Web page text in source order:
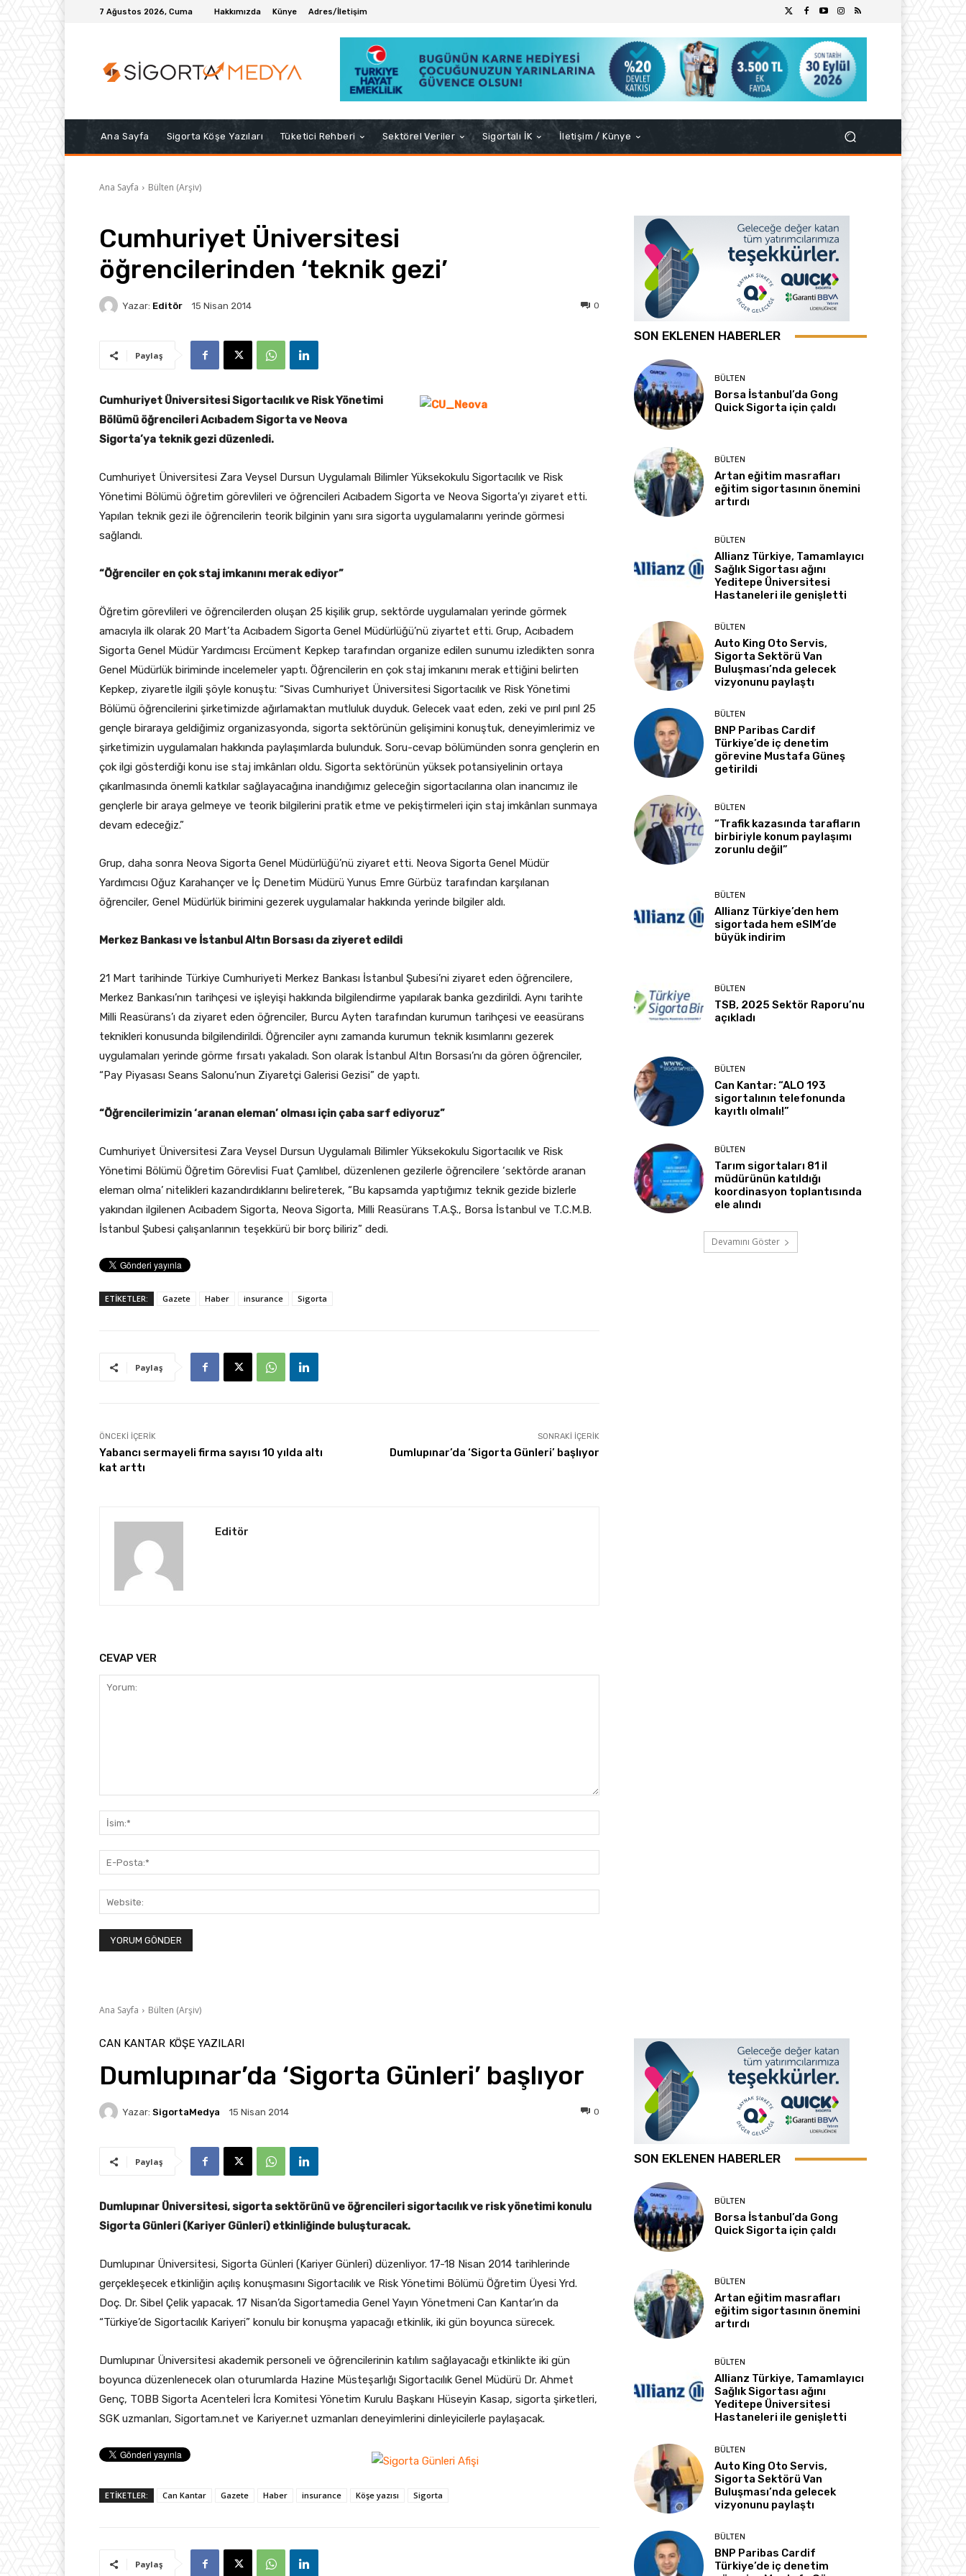
7 Ağustos 2026, Cuma Hakkımızda Künye Adres/İletişim
Ana Sayfa Sigorta Köşe Yazıları Tüketici Rehberi Sektörel Veriler Sigortalı İK İletişim / Künye
Ana Sayfa Bülten (Arşiv)
Cumhuriyet Üniversitesi
öğrencilerinden ‘teknik gezi’
Yazar: Editör 15 Nisan 2014 0
Paylaş
Cumhuriyet Üniversitesi Sigortacılık ve Risk Yönetimi
Bölümü öğrencileri Acıbadem Sigorta ve Neova
Sigorta’ya teknik gezi düzenledi.
Cumhuriyet Üniversitesi Zara Veysel Dursun Uygulamalı Bilimler Yüksekokulu Sigortacılık ve Risk
Yönetimi Bölümü öğretim görevlileri ve öğrencileri Acıbadem Sigorta ve Neova Sigorta’yı ziyaret etti.
Yapılan teknik gezi ile öğrencilerin teorik bilginin yanı sıra sigorta uygulamalarını yerinde görmesi
sağlandı.
“Öğrenciler en çok staj imkanını merak ediyor”
Öğretim görevlileri ve öğrencilerden oluşan 25 kişilik grup, sektörde uygulamaları yerinde görmek
amacıyla ilk olarak 20 Mart’ta Acıbadem Sigorta Genel Müdürlüğü’nü ziyartet etti. Grup, Acıbadem
Sigorta Genel Müdür Yardımcısı Ercüment Kepkep tarafından organize edilen sunumu izledikten sonra
Genel Müdürlük biriminde incelemeler yaptı. Öğrencilerin en çok staj imkanını merak ettiğini belirten
Kepkep, ziyaretle ilgili şöyle konuştu: “Sivas Cumhuriyet Üniversitesi Sigortacılık ve Risk Yönetimi
Bölümü öğrencilerini şirketimizde ağırlamaktan mutluluk duyduk. Gelecek vaat eden, zeki ve pırıl pırıl 25
gençle biraraya geldiğimiz organizasyonda, sigorta sektörünün gelişimini konuştuk, deneyimlerimiz ve
şirketimizin uygulamaları hakkında paylaşımlarda bulunduk. Soru-cevap bölümünden sonra gençlerin en
çok ilgi gösterdiği konu ise staj imkânları oldu. Sigorta sektörünün yüksek potansiyelinin ortaya
çıkarılmasında önemli katkılar sağlayacağına inandığımız geleceğin sigortacılarına olan inancımız ile
gençlerle bir araya gelmeye ve teorik bilgilerini pratik etme ve pekiştirmeleri için staj imkânları sunmaya
devam edeceğiz.”
Grup, daha sonra Neova Sigorta Genel Müdürlüğü’nü ziyaret etti. Neova Sigorta Genel Müdür
Yardımcısı Oğuz Karahançer ve İç Denetim Müdürü Yunus Emre Gürbüz tarafından karşılanan
öğrenciler, Genel Müdürlük birimini gezerek uygulamalar hakkında yerinde bilgiler aldı.
Merkez Bankası ve İstanbul Altın Borsası da ziyeret edildi
21 Mart tarihinde Türkiye Cumhuriyeti Merkez Bankası İstanbul Şubesi’ni ziyaret eden öğrencilere,
Merkez Bankası’nın tarihçesi ve işleyişi hakkında bilgilendirme yapılarak banka gezdirildi. Aynı tarihte
Milli Reasürans’ı da ziyaret eden öğrenciler, Burcu Ayten tarafından kurumun tarihçesi ve eeasürans
teknikleri konusunda bilgilendirildi. Öğrenciler aynı zamanda kurumun teknik kısımlarını gezerek
uygulamaları yerinde görme fırsatı yakaladı. Son olarak İstanbul Altın Borsası’nı da gören öğrenciler,
“Pay Piyasası Seans Salonu’nun Ziyaretçi Galerisi Gezisi” de yaptı.
“Öğrencilerimizin ‘aranan eleman’ olması için çaba sarf ediyoruz”
Cumhuriyet Üniversitesi Zara Veysel Dursun Uygulamalı Bilimler Yüksekokulu Sigortacılık ve Risk
Yönetimi Bölümü Öğretim Görevlisi Fuat Çamlıbel, düzenlenen gezilerle öğrencilere ‘sektörde aranan
eleman olma’ nitelikleri kazandırdıklarını belireterek, “Bu kapsamda yaptığımız teknik gezide bizlerle
yakından ilgilenen Acıbadem Sigorta, Neova Sigorta, Milli Reasürans T.A.Ş., Borsa İstanbul ve T.C.M.B.
İstanbul Şubesi çalışanlarının teşekkürü bir borç biliriz” dedi.
ETİKETLER: Gazete Haber insurance Sigorta
Paylaş
ÖNCEKI İÇERIK
Yabancı sermayeli firma sayısı 10 yılda altı
kat arttı
SONRAKI İÇERIK
Dumlupınar’da ‘Sigorta Günleri’ başlıyor
Editör
CEVAP VER
Posta:*
SON EKLENEN HABERLER
BÜLTEN
Borsa İstanbul’da Gong
Quick Sigorta için çaldı
BÜLTEN
Artan eğitim masrafları
eğitim sigortasının önemini
artırdı
BÜLTEN
Allianz Türkiye, Tamamlayıcı
Sağlık Sigortası ağını
Yeditepe Üniversitesi
Hastaneleri ile genişletti
BÜLTEN
Auto King Oto Servis,
Sigorta Sektörü Van
Buluşması’nda gelecek
vizyonunu paylaştı
BÜLTEN
BNP Paribas Cardif
Türkiye’de iç denetim
görevine Mustafa Güneş
getirildi
BÜLTEN
“Trafik kazasında tarafların
birbiriyle konum paylaşımı
zorunlu değil”
BÜLTEN
Allianz Türkiye’den hem
sigortada hem eSIM’de
büyük indirim
BÜLTEN
TSB, 2025 Sektör Raporu’nu
açıkladı
BÜLTEN
Can Kantar: “ALO 193
sigortalının telefonunda
kayıtlı olmalı!”
BÜLTEN
Tarım sigortaları 81 il
müdürünün katıldığı
koordinasyon toplantısında
ele alındı
Devamını Göster